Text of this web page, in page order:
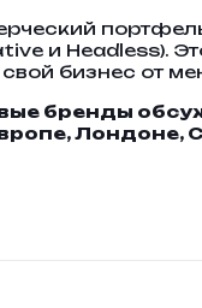
и Headless).
бизнес от
бренды
Лондоне,